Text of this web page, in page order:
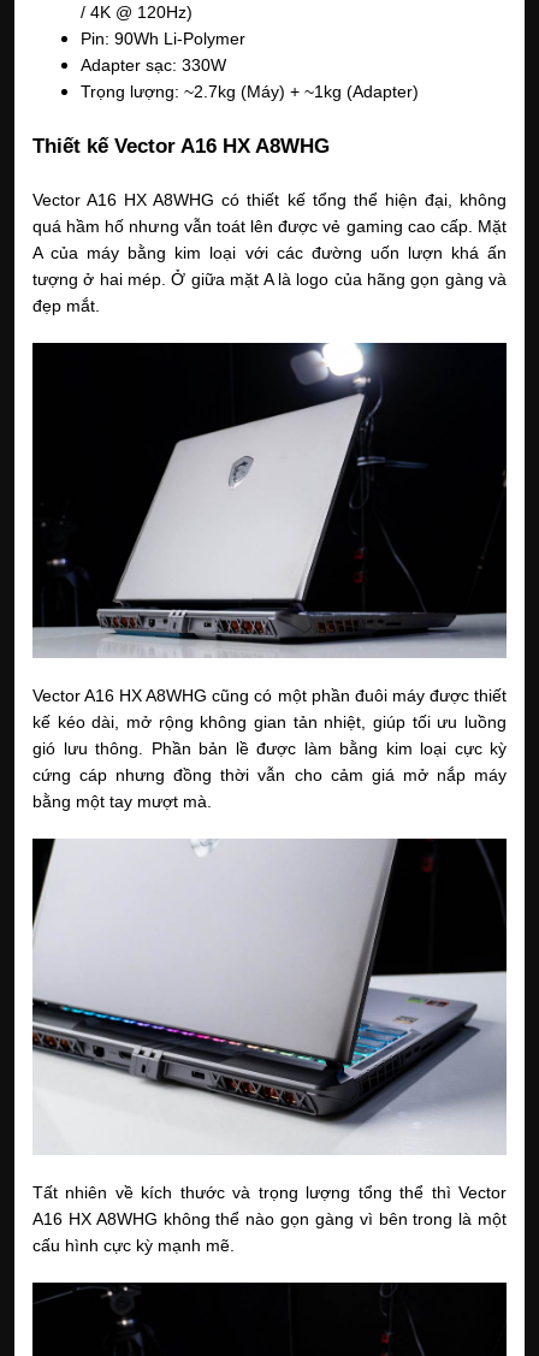
/ 4K @ 120Hz)
Pin: 90Wh Li-Polymer
Adapter sạc: 330W
Trọng lượng: ~2.7kg (Máy) + ~1kg (Adapter)
Thiết kế Vector A16 HX A8WHG
Vector A16 HX A8WHG có thiết kế tổng thể hiện đại, không
quá hầm hố nhưng vẫn toát lên được vẻ gaming cao cấp. Mặt
A của máy bằng kim loại với các đường uốn lượn khá ấn
tượng ở hai mép. Ở giữa mặt A là logo của hãng gọn gàng và
đẹp mắt.
Vector A16 HX A8WHG cũng có một phần đuôi máy được thiết
kế kéo dài, mở rộng không gian tản nhiệt, giúp tối ưu luồng
gió lưu thông. Phần bản lề được làm bằng kim loại cực kỳ
cứng cáp nhưng đồng thời vẫn cho cảm giá mở nắp máy
bằng một tay mượt mà.
Tất nhiên về kích thước và trọng lượng tổng thể thì Vector
A16 HX A8WHG không thể nào gọn gàng vì bên trong là một
cấu hình cực kỳ mạnh mẽ.